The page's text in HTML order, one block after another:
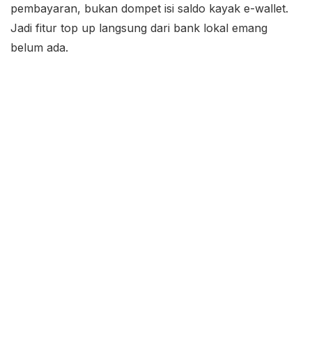
pembayaran, bukan dompet isi saldo kayak e-wallet.
Jadi fitur top up langsung dari bank lokal emang
belum ada.